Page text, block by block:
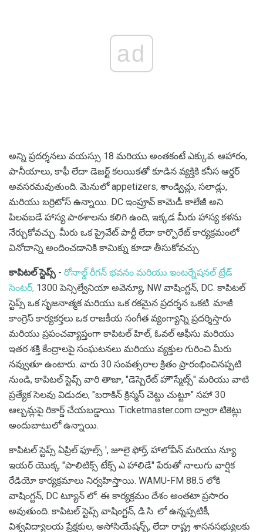
ad
అన్ని ప్రదర్శనలు వయస్సు 18 మరియు అంతకంటే ఎక్కువ. ఆహారం,
పానీయాలు, కాఫీ లేదా డెజర్ట్ కలయికతో కూడిన వ్యక్తికి కనీస ఆర్డర్
అవసరమవుతుంది. మెనులో appetizers, శాండ్విచ్లు, సలాడ్లు,
మరియు బర్రిటోస్ ఉన్నాయి. DC ఇంప్రూవ్ కామెడీ కాలేజీ అని
పిలవబడే హాస్య పాఠశాలను కలిగి ఉంది, ఇక్కడ మీరు హాస్య కళను
నేర్చుకోవచ్చు. మీరు ఒక ప్రైవేట్ పార్టీ లేదా కార్పొరేట్ కార్యక్రమంలో
వినోదాన్ని అందించడానికి కామిక్ను కూడా తీసుకోవచ్చు.
కాపిటల్ స్టెప్స్ - రోనాల్డ్ రీగన్ భవనం మరియు ఇంటర్నేషనల్ ట్రేడ్
సెంటర్, 1300 పెన్సిల్వేనియా అవెన్యూ, NW వాషింగ్టన్, DC. కాపిటల్
స్టెప్స్ ఒక సృజనాత్మక మరియు ఒక రకమైన ప్రదర్శన ఒకటి. మాజీ
కాంగ్రెస్ కార్యకర్తలు ఒక రాజకీయ సంగీత వ్యంగ్యాన్ని ప్రదర్శిస్తారు
మరియు ప్రపంచవ్యాప్తంగా కాపిటల్ హిల్, ఓవల్ ఆఫీసు మరియు
ఇతర శక్తి కేంద్రాలపై సంఘటనలు మరియు వ్యక్తుల గురించి మీరు
నవ్వుతూ ఉంటారు. వారు 30 సంవత్సరాల క్రితం ప్రారంభించినప్పటి
నుండి, కాపిటల్ స్టెప్స్ వారి తాజా, "డెస్పెరేట్ హౌస్మేట్స్" మరియు వాటి
ప్రత్యేక సెలవు విడుదల, "బరాకిన్ క్రిస్మస్ చెట్టు చుట్టూ" సహా 30
ఆల్బమ్లపై రికార్డ్ చేయబడ్డాయి. Ticketmaster.com ద్వారా టికెట్లు
అందుబాటులో ఉన్నాయి.
కాపిటల్ స్టెప్స్ ఏప్రిల్ ఫూల్స్ ', జూలై ఫోర్త్, హాలోవీన్ మరియు న్యూ
ఇయర్ యొక్క "పాలిటిక్స్ టేక్స్ ఎ హాలిడే" పేరుతో నాలుగు వార్షిక
రేడియో కార్యక్రమాలు నిర్వహిస్తాయి. WAMU-FM 88.5 లోకి
వాషింగ్టన్, DC ట్యూన్ లో. ఈ కార్యక్రమం దేశం అంతటా ప్రసారం
అవుతుంది. కాపిటల్ స్టెప్స్ వాషింగ్టన్, డి.సి. లో ఉన్నప్పటికీ,
విశ్వవిద్యాలయ ప్రేక్షకుల, అసోసియేషన్స్, లేదా రాష్ట్ర శాసనసభ్యులకు